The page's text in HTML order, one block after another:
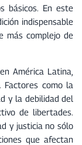
básicos. En este
indispensable
más complejo de
América Latina,
Factores como la
y la debilidad del
de libertades.
y justicia no sólo
que afectan